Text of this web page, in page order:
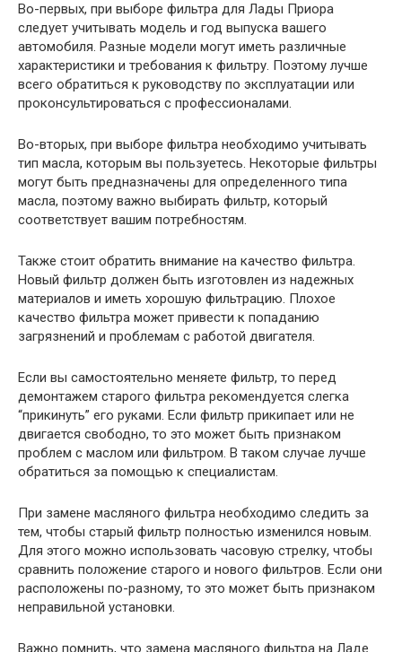
Во-первых, при выборе фильтра для Лады Приора
следует учитывать модель и год выпуска вашего
автомобиля. Разные модели могут иметь различные
характеристики и требования к фильтру. Поэтому лучше
всего обратиться к руководству по эксплуатации или
проконсультироваться с профессионалами.
Во-вторых, при выборе фильтра необходимо учитывать
тип масла, которым вы пользуетесь. Некоторые фильтры
могут быть предназначены для определенного типа
масла, поэтому важно выбирать фильтр, который
соответствует вашим потребностям.
Также стоит обратить внимание на качество фильтра.
Новый фильтр должен быть изготовлен из надежных
материалов и иметь хорошую фильтрацию. Плохое
качество фильтра может привести к попаданию
загрязнений и проблемам с работой двигателя.
Если вы самостоятельно меняете фильтр, то перед
демонтажем старого фильтра рекомендуется слегка
“прикинуть” его руками. Если фильтр прикипает или не
двигается свободно, то это может быть признаком
проблем с маслом или фильтром. В таком случае лучше
обратиться за помощью к специалистам.
При замене масляного фильтра необходимо следить за
тем, чтобы старый фильтр полностью изменился новым.
Для этого можно использовать часовую стрелку, чтобы
сравнить положение старого и нового фильтров. Если они
расположены по-разному, то это может быть признаком
неправильной установки.
Важно помнить, что замена масляного фильтра на Ладе